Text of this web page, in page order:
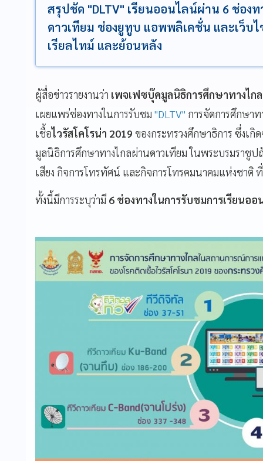
สรุปชัด "DLTV" เรียนออนไลน์ผ่าน 6 ช่อง
ดาวเทียม ช่องยูทูบ แอพพลิเคชั่น และเว็บ
เรียลไทม์ และย้อนหลัง
ผู้สื่อข่าวรายงานว่า เพจเฟซบุ๊คมูลนิธิการศึกษาทางไก
เผยแพร่ช่องทางในการรับชม "DLTV" การจัดการศึกษา
เชื้อไวรัสโคโรน่า 2019 ของกระทรวงศึกษาธิการ ซึ่งเกิ
มูลนิธิการศึกษาทางไกลผ่านดาวเทียม ในพระบรมราชูป
เสียง กิจการโทรทัศน์ และกิจการโทรคมนาคมแห่งชาติ
ทั้งนี้มีการระบุว่ามี 6 ช่องทางในการรับชมการเรียนออ